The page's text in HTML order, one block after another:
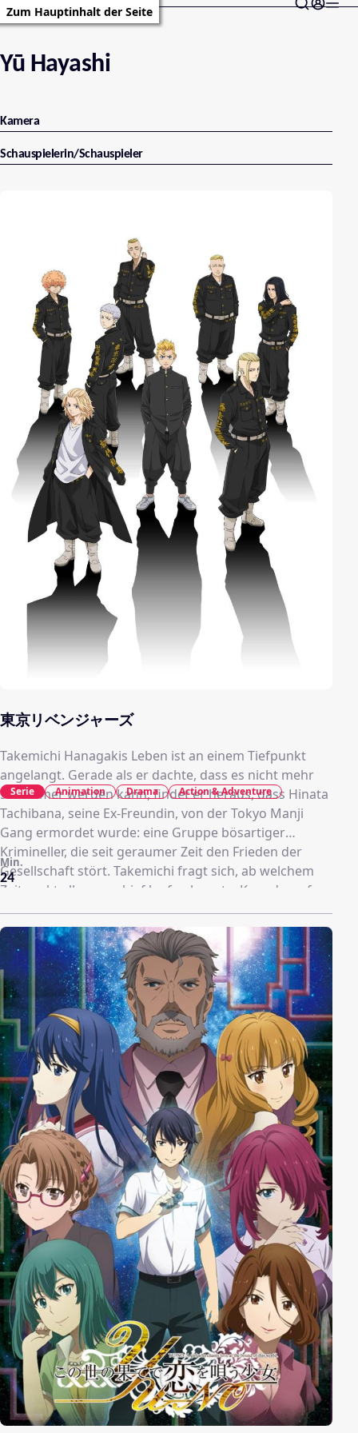
Zum Hauptinhalt der Seite
Yū Hayashi
Kamera
Schauspielerin/Schauspieler
東京リベンジャーズ
Takemichi Hanagakis Leben ist an einem Tiefpunkt
angelangt. Gerade als er dachte, dass es nicht mehr
schlimmer werden kann, findet er heraus, dass Hinata
Tachibana, seine Ex-Freundin, von der Tokyo Manji
Gang ermordet wurde: eine Gruppe bösartiger
Krimineller, die seit geraumer Zeit den Frieden der
Gesellschaft stört. Takemichi fragt sich, ab welchem
Zeitpunkt alles so schief laufen konnte. Kurz darauf
findet er sich in einer Zeitreise wieder, die ihn 12 Jahre
in die Vergangenheit führt – in die Zeit, als er noch mit
Hinata zusammen war. Als er erkennt, dass er eine
Chance hat, sie zu retten, entscheidet sich Takemichi
dazu, die Tokyo Manji Gang zu infiltrieren und die
Ränge zu erklimmen, um die Zukunft umzuschreiben
und Hinata vor ihrem tragischen Schicksal zu
bewahren.
24
Min.
Serie Animation Drama Action & Adventure